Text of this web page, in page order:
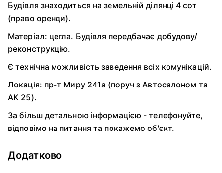
Будівля знаходиться на земельній ділянці 4 сот
(право оренди).
Матеріал: цегла. Будівля передбачає добудову/
реконструкцію.
Є технічна можливість заведення всіх комунікацій.
Локація: пр-т Миру 241а (поруч з Автосалоном та
АК 25).
За більш детальною інформацією - телефонуйте,
відповімо на питання та покажемо об'єкт.
Додатково